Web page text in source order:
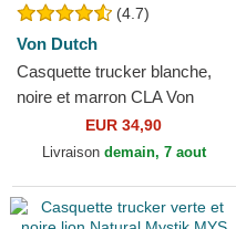
(4.7)
Von Dutch
Casquette trucker blanche,
noire et marron CLA Von
EUR 34,90
Livraison demain, 7 aout